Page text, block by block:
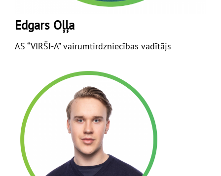
Edgars Oļļa
AS “VIRŠI-A” vairumtirdzniecības vadītājs